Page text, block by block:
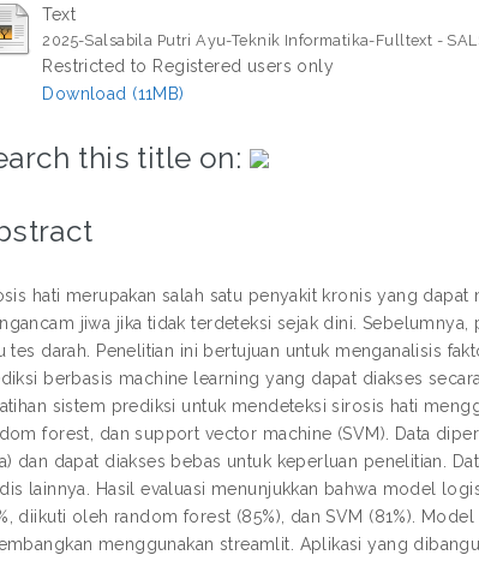
Text
2025-Salsabila Putri Ayu-Teknik Informatika-Fulltext -
Restricted to Registered users only
Download (11MB)
this title on:
hati merupakan salah satu penyakit kronis yang
jiwa jika tidak terdeteksi sejak dini. Sebelumnya,
tes darah. Penelitian ini bertujuan untuk menganalisis
berbasis machine learning yang dapat diakses
sistem prediksi untuk mendeteksi sirosis hati
forest, dan support vector machine (SVM). Data
dan dapat diakses bebas untuk keperluan penelitian.
lainnya. Hasil evaluasi menunjukkan bahwa model
diikuti oleh random forest (85%), dan SVM (81%).
menggunakan streamlit. Aplikasi yang